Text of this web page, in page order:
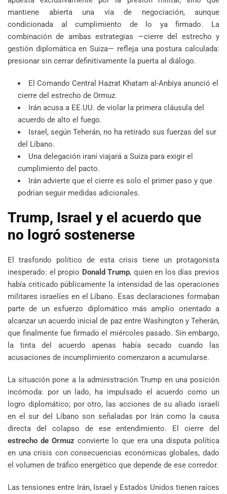
mantiene abierta una vía de negociación, aunque
condicionada al cumplimiento de lo ya firmado. La
combinación de ambas estrategias —cierre del estrecho y
gestión diplomática en Suiza— refleja una postura calculada:
presionar sin cerrar definitivamente la puerta al diálogo.
El Comando Central Hazrat Khatam al-Anbiya anunció el
cierre del estrecho de Ormuz.
Irán acusa a EE.UU. de violar la primera cláusula del
acuerdo de alto el fuego.
Israel, según Teherán, no ha retirado sus fuerzas del sur
del Líbano.
Una delegación iraní viajará a Suiza para exigir el
cumplimiento del pacto.
Irán advierte que el cierre es solo el primer paso y que
podrían seguir medidas adicionales.
Trump, Israel y el acuerdo que
no logró sostenerse
El trasfondo político de esta crisis tiene un protagonista
inesperado: el propio Donald Trump, quien en los días previos
había criticado públicamente la intensidad de las operaciones
militares israelíes en el Líbano. Esas declaraciones formaban
parte de un esfuerzo diplomático más amplio orientado a
alcanzar un acuerdo inicial de paz entre Washington y Teherán,
que finalmente fue firmado el miércoles pasado. Sin embargo,
la tinta del acuerdo apenas había secado cuando las
acusaciones de incumplimiento comenzaron a acumularse.
La situación pone a la administración Trump en una posición
incómoda: por un lado, ha impulsado el acuerdo como un
logro diplomático; por otro, las acciones de su aliado israelí
en el sur del Líbano son señaladas por Irán como la causa
directa del colapso de ese entendimiento. El cierre del
estrecho de Ormuz convierte lo que era una disputa política
en una crisis con consecuencias económicas globales, dado
el volumen de tráfico energético que depende de ese corredor.
Las tensiones entre Irán, Israel y Estados Unidos tienen raíces